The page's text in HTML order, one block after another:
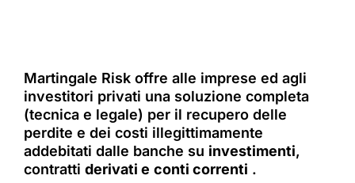
Martingale Risk offre alle imprese ed agli
investitori privati una soluzione completa
(tecnica e legale) per il recupero delle
perdite e dei costi illegittimamente
addebitati dalle banche su investimenti,
contratti derivati e conti correnti .